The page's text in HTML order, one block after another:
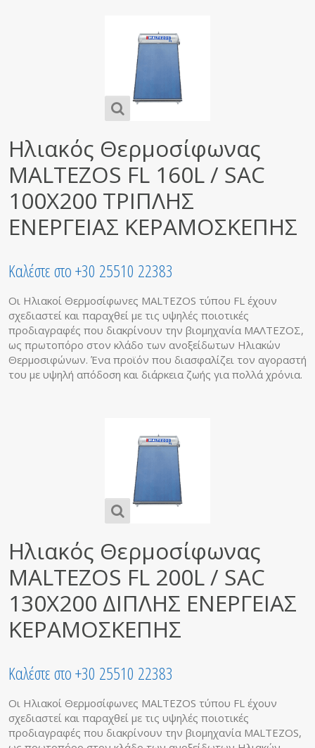
Ηλιακός Θερμοσίφωνας
MALTEZOS FL 160L / SAC
100X200 ΤΡΙΠΛΗΣ
ΕΝΕΡΓΕΙΑΣ ΚΕΡΑΜΟΣΚΕΠΗΣ
Καλέστε στο +30 25510 22383
Οι Ηλιακοί Θερμοσίφωνες MALTEZOS τύπου FL έχουν
σχεδιαστεί και παραχθεί με τις υψηλές ποιοτικές
προδιαγραφές που διακρίνουν την βιομηχανία ΜΑΛΤΕΖΟΣ,
ως πρωτοπόρο στον κλάδο των ανοξείδωτων Ηλιακών
Θερμοσιφώνων. Ένα προϊόν που διασφαλίζει τον αγοραστή
του με υψηλή απόδοση και διάρκεια ζωής για πολλά χρόνια.
Ηλιακός Θερμοσίφωνας
MALTEZOS FL 200L / SAC
130X200 ΔΙΠΛΗΣ ΕΝΕΡΓΕΙΑΣ
ΚΕΡΑΜΟΣΚΕΠΗΣ
Καλέστε στο +30 25510 22383
Οι Ηλιακοί Θερμοσίφωνες MALTEZOS τύπου FL έχουν
σχεδιαστεί και παραχθεί με τις υψηλές ποιοτικές
προδιαγραφές που διακρίνουν την βιομηχανία MALTEZOS,